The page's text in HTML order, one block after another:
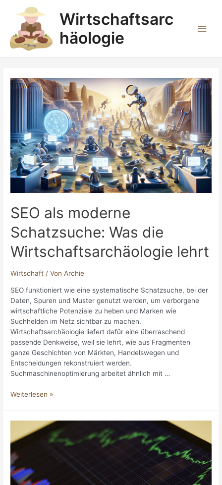
Inhalt
springen
Wirtschaftsarc
häologie
SEO als moderne
Schatzsuche: Was die
Wirtschaftsarchäologie lehrt
Wirtschaft / VonArchie
SEO funktioniert wie eine systematische Schatzsuche, bei der
Daten, Spuren und Muster genutzt werden, um verborgene
wirtschaftliche Potenziale zu heben und Marken wie
Suchhelden im Netz sichtbar zu machen.
Wirtschaftsarchäologie liefert dafür eine überraschend
passende Denkweise, weil sie lehrt, wie aus Fragmenten
ganze Geschichten von Märkten, Handelswegen und
Entscheidungen rekonstruiert werden.
Suchmaschinenoptimierung arbeitet ähnlich mit …
SEO
Schatzsuche:
Was
die
Wirtschaftsarchäologie
lehrt
Weiterlesen »